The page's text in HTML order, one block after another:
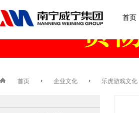
首页
首页 企业文化 乐虎游戏文化